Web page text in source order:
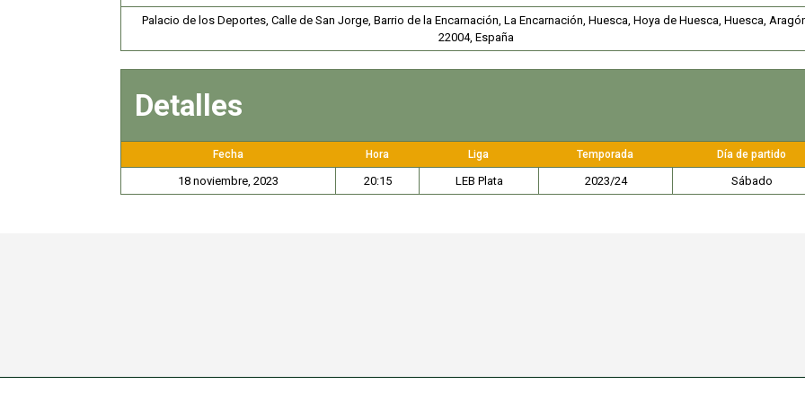
Palacio de los Deportes, Calle de San Jorge, Barrio de la Encarnación, La Encarnación, Huesca, Hoya de Huesca, Huesca,
22004, España
Detalles
Fecha Hora Liga Temporada Día de partido
18 noviembre, 2023 20:15 LEB Plata 2023/24 Sábado